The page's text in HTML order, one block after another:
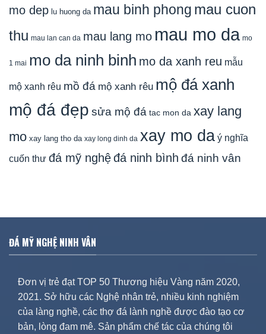
mo dep lu huong da mau binh phong mau cuon
thu mau lan can da mau lang mo mau mo da mo
1 mai mo da ninh binh mo da xanh reu mẫu
mộ xanh rêu mồ đá mộ xanh rêu mộ đá xanh
mộ đá đẹp sửa mộ đá tac mon da xay lang
mo xay lang tho da xay long dinh da xay mo da ý nghĩa
cuốn thư đá mỹ nghệđá ninh bình đá ninh vân
ĐÁ MỸ NGHỆ NINH VÂN
Đơn vị trẻ đạt TOP 50 Thương hiệu Vàng năm 2020,
2021. Sở hữu các Nghệ nhân trẻ, nhiều kinh nghiệm
của làng nghề, các thợ đá lành nghề được đào tạo cơ
bản, lòng đam mê. Sản phẩm chế tác của chúng tôi